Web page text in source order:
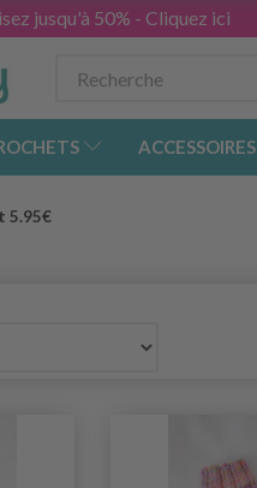
jusqu'à 50% - Cliquez ici
ACCESSOIRES
5.95€